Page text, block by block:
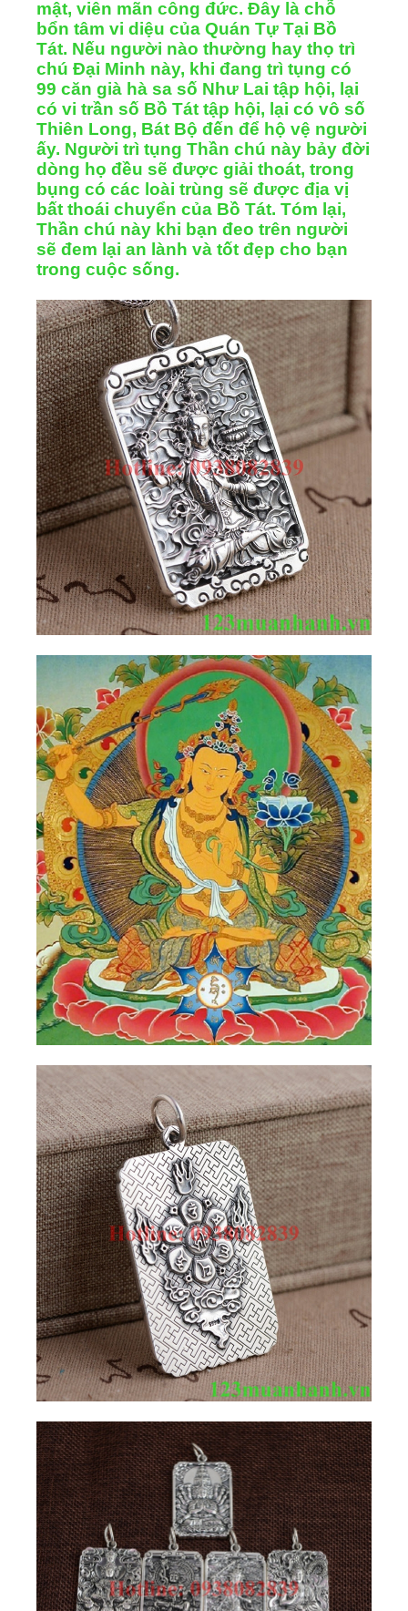
mật, viên mãn công đức. Ðây là chỗ
bổn tâm vi diệu của Quán Tự Tại Bồ
Tát. Nếu người nào thường hay thọ trì
chú Ðại Minh này, khi đang trì tụng có
99 căn già hà sa số Như Lai tập hội, lại
có vi trần số Bồ Tát tập hội, lại có vô số
Thiên Long, Bát Bộ đến để hộ vệ người
ấy. Người trì tụng Thần chú này bảy đời
dòng họ đều sẽ được giải thoát, trong
bụng có các loài trùng sẽ được địa vị
bất thoái chuyển của Bồ Tát. Tóm lại,
Thần chú này khi bạn đeo trên người
sẽ đem lại an lành và tốt đẹp cho bạn
trong cuộc sống.